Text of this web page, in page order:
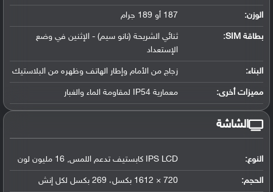
الوزن: 187 أو 189 جرام
بطاقة SIM:
ثنائي الشريحة (نانو سيم) - الإثنين في وضع
الإستعداد
البناء: زجاج من الأمام وإطار الهاتف وظهره من البلاستيك
مميزات أخرى: معمارية IP54 لمقاومة الماء والغبار
الشاشة
النوع: IPS LCD كابستيف تدعم اللمس, 16 مليون لون
الحجم: 720 × 1612 بكسل، 269 بكسل لكل إنش